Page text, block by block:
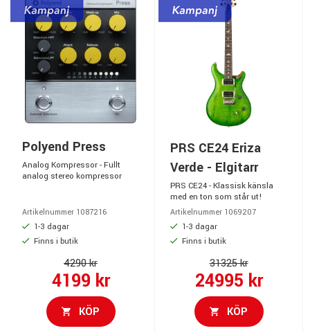
Polyend Press
Analog Kompressor - Fullt
analog stereo kompressor
Artikelnummer 1087216
1-3 dagar
Finns i butik
4290 kr
4199 kr
KÖP
PRS CE24 Eriza
Verde - Elgitarr
PRS CE24 - Klassisk känsla
med en ton som står ut!
Artikelnummer 1069207
1-3 dagar
Finns i butik
31325 kr
24995 kr
KÖP